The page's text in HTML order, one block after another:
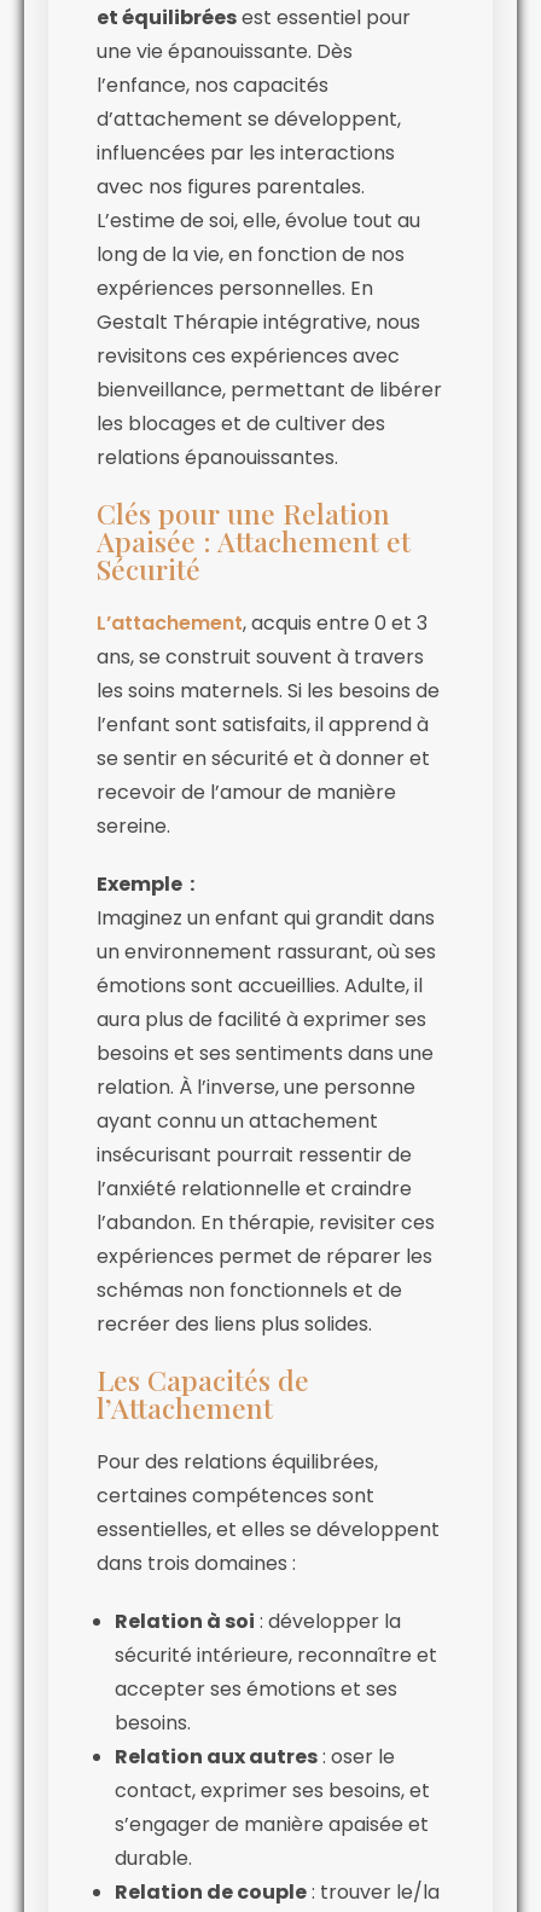
et équilibréesest essentiel pour
une vie épanouissante. Dès
l’enfance, nos capacités
d’attachement se développent,
influencées par les interactions
avec nos figures parentales.
L’estime de soi, elle, évolue tout au
long de la vie, en fonction de nos
expériences personnelles. En
Gestalt Thérapie intégrative, nous
revisitons ces expériences avec
bienveillance, permettant de libérer
les blocages et de cultiver des
relations épanouissantes.
Clés pour une Relation
Apaisée : Attachement et
Sécurité
L’attachement, acquis entre 0 et 3
ans, se construit souvent à travers
les soins maternels. Si les besoins de
l’enfant sont satisfaits, il apprend à
se sentir en sécurité et à donner et
recevoir de l’amour de manière
sereine.
Exemple :
Imaginez un enfant qui grandit dans
un environnement rassurant, où ses
émotions sont accueillies. Adulte, il
aura plus de facilité à exprimer ses
besoins et ses sentiments dans une
relation. À l’inverse, une personne
ayant connu un attachement
insécurisant pourrait ressentir de
l’anxiété relationnelle et craindre
l’abandon. En thérapie, revisiter ces
expériences permet de réparer les
schémas non fonctionnels et de
recréer des liens plus solides.
Les Capacités de
l’Attachement
Pour des relations équilibrées,
certaines compétences sont
essentielles, et elles se développent
dans trois domaines :
Relation à soi : développer la
sécurité intérieure, reconnaître et
accepter ses émotions et ses
besoins.
Relation aux autres: oser le
contact, exprimer ses besoins, et
s’engager de manière apaisée et
durable.
Relation de couple: trouver le/la